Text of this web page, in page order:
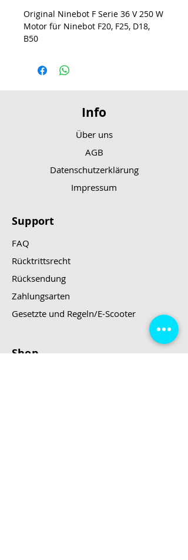
Original Ninebot F Serie 36 V 250 W
Motor für Ninebot F20, F25, D18,
B50
Info
Über uns
AGB
Datenschutzerklärung
Impressum
Support
FAQ
Rücktrittsrecht
Rücksendung
Zahlungsarten
Gesetzte und Regeln/E-Scooter
Shop